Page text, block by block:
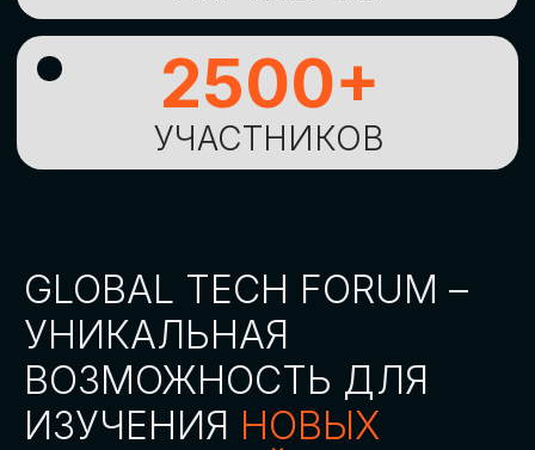
ОСТАВИТЬ
ЗАЯВКУ
СКАЧАТЬ ПРОГРАММУ
СТАТЬ СПИКЕРОМ
Оставьте заявку, наши менеджеры